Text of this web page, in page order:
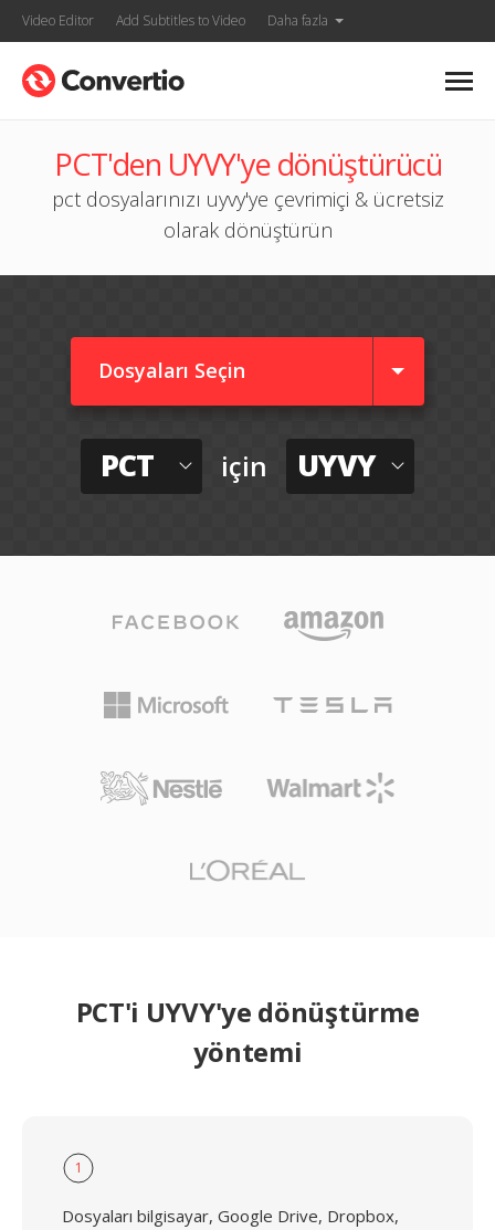
Video Editor Add Subtitles to Video Daha fazla
PCT'den UYVY'ye dönüştürücü
pct dosyalarınızı uyvy'ye çevrimiçi & ücretsiz
olarak dönüştürün
Dosyaları Seçin
PCT için UYVY
PCT'i UYVY'ye dönüştürme
yöntemi
1
Dosyaları bilgisayar, Google Drive, Dropbox,